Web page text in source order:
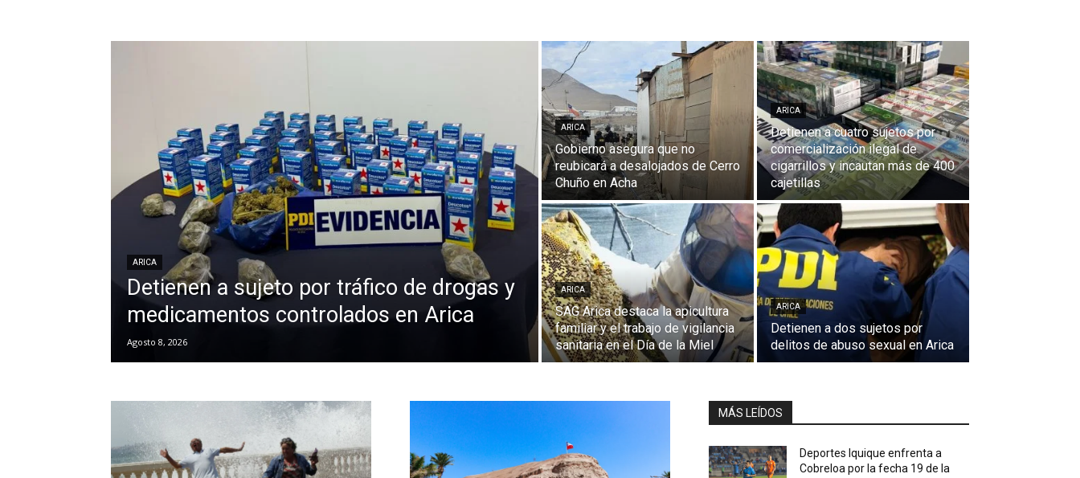
ARICA
Detienen a sujeto por tráfico de drogas y
medicamentos controlados en Arica
Agosto 8, 2026
ARICA
Gobierno asegura que no
reubicará a desalojados de Cerro
Chuño en Acha
ARICA
Detienen a cuatro sujetos por
comercialización ilegal de
cigarrillos y incautan más de 400
cajetillas
ARICA
SAG Arica destaca la apicultura
familiar y el trabajo de vigilancia
sanitaria en el Día de la Miel
ARICA
Detienen a dos sujetos por
delitos de abuso sexual en Arica
MÁS LEÍDOS
Deportes Iquique enfrenta a
Cobreloa por la fecha 19 de la